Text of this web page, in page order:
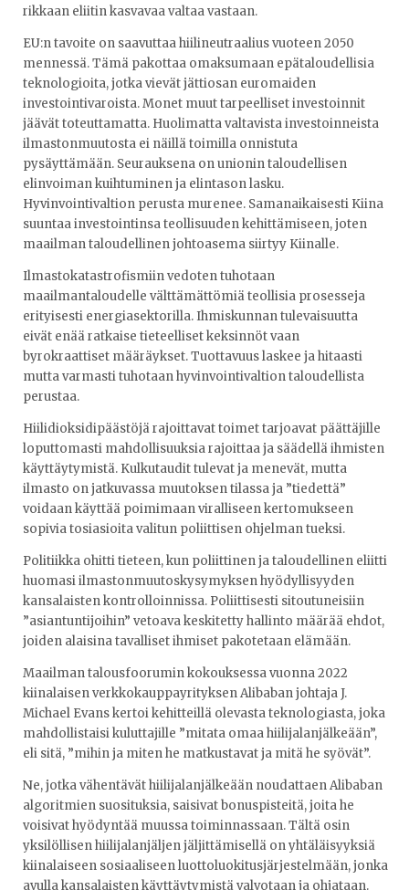
rikkaan eliitin kasvavaa valtaa vastaan.
EU:n tavoite on saavuttaa hiilineutraalius vuoteen 2050
mennessä. Tämä pakottaa omaksumaan epätaloudellisia
teknologioita, jotka vievät jättiosan euromaiden
investointivaroista. Monet muut tarpeelliset investoinnit
jäävät toteuttamatta. Huolimatta valtavista investoinneista
ilmastonmuutosta ei näillä toimilla onnistuta
pysäyttämään. Seurauksena on unionin taloudellisen
elinvoiman kuihtuminen ja elintason lasku.
Hyvinvointivaltion perusta murenee. Samanaikaisesti Kiina
suuntaa investointinsa teollisuuden kehittämiseen, joten
maailman taloudellinen johtoasema siirtyy Kiinalle.
Ilmastokatastrofismiin vedoten tuhotaan
maailmantaloudelle välttämättömiä teollisia prosesseja
erityisesti energiasektorilla. Ihmiskunnan tulevaisuutta
eivät enää ratkaise tieteelliset keksinnöt vaan
byrokraattiset määräykset. Tuottavuus laskee ja hitaasti
mutta varmasti tuhotaan hyvinvointivaltion taloudellista
perustaa.
Hiilidioksidipäästöjä rajoittavat toimet tarjoavat päättäjille
loputtomasti mahdollisuuksia rajoittaa ja säädellä ihmisten
käyttäytymistä. Kulkutaudit tulevat ja menevät, mutta
ilmasto on jatkuvassa muutoksen tilassa ja ”tiedettä”
voidaan käyttää poimimaan viralliseen kertomukseen
sopivia tosiasioita valitun poliittisen ohjelman tueksi.
Politiikka ohitti tieteen, kun poliittinen ja taloudellinen eliitti
huomasi ilmastonmuutoskysymyksen hyödyllisyyden
kansalaisten kontrolloinnissa. Poliittisesti sitoutuneisiin
”asiantuntijoihin” vetoava keskitetty hallinto määrää ehdot,
joiden alaisina tavalliset ihmiset pakotetaan elämään.
Maailman talousfoorumin kokouksessa vuonna 2022
kiinalaisen verkkokauppayrityksen Alibaban johtaja J.
Michael Evans kertoi kehitteillä olevasta teknologiasta, joka
mahdollistaisi kuluttajille ”mitata omaa hiilijalanjälkeään”,
eli sitä, ”mihin ja miten he matkustavat ja mitä he syövät”.
Ne, jotka vähentävät hiilijalanjälkeään noudattaen Alibaban
algoritmien suosituksia, saisivat bonuspisteitä, joita he
voisivat hyödyntää muussa toiminnassaan. Tältä osin
yksilöllisen hiilijalanjäljen jäljittämisellä on yhtäläisyyksiä
kiinalaiseen sosiaaliseen luottoluokitusjärjestelmään, jonka
avulla kansalaisten käyttäytymistä valvotaan ja ohjataan.